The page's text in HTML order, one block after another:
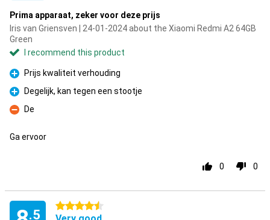
Prima apparaat, zeker voor deze prijs
Iris van Griensven | 24-01-2024 about the Xiaomi Redmi A2 64GB
Green
I recommend this product
Pro
Prijs kwaliteit verhouding
Pro
Degelijk, kan tegen een stootje
Con
De
Ga ervoor
0 0
.5
4.5 stars